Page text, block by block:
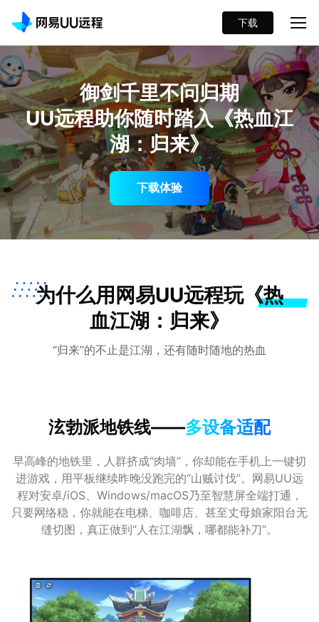
下载
御剑千里不问归期
UU远程助你随时踏入《热血江
湖：归来》
下载体验
为什么用网易UU远程玩《热
血江湖：归来》
“归来”的不止是江湖，还有随时随地的热血
泫勃派地铁线——多设备适配
早高峰的地铁里，人群挤成“肉墙”，你却能在手机上一键切
进游戏，用平板继续昨晚没跑完的“山贼讨伐”。网易UU远
程对安卓/iOS、Windows/macOS乃至智慧屏全端打通，
只要网络稳，你就能在电梯、咖啡店、甚至丈母娘家阳台无
缝切图，真正做到“人在江湖飘，哪都能补刀”。